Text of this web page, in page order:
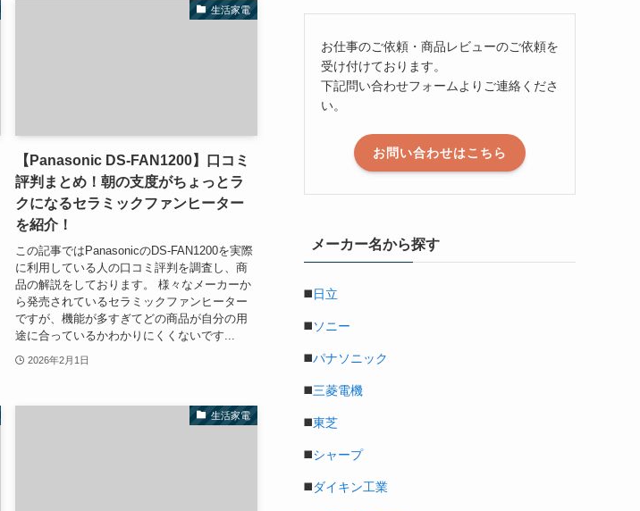
生活家電
【Panasonic DS-FAN1200】口コミ
評判まとめ！朝の支度がちょっとラ
クになるセラミックファンヒーター
を紹介！
この記事ではPanasonicのDS-FAN1200を実際
に利用している人の口コミ評判を調査し、商
品の解説をしております。 様々なメーカーか
ら発売されているセラミックファンヒーター
ですが、機能が多すぎてどの商品が自分の用
途に合っているかわかりにくくないです...
2026年2月1日
生活家電
お仕事のご依頼・商品レビューのご依頼を
受け付けております。
下記問い合わせフォームよりご連絡くださ
い。
お問い合わせはこちら
メーカー名から探す
◼️日立
◼️ソニー
◼️パナソニック
◼️三菱電機
◼️東芝
◼️シャープ
◼️ダイキン工業